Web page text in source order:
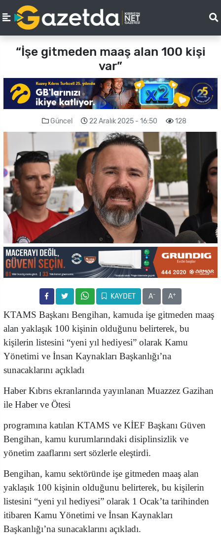
“İşe gitmeden maaş alan 100 kişi
var”
Güncel 22 Aralık 2025 - 16:50 128
KAYDET A- A+
KTAMS Başkanı Bengihan, kamuda işe gitmeden maaş
alan yaklaşık 100 kişinin olduğunu belirterek, bu
kişilerin listesini “yeni yıl hediyesi” olarak Kamu
Yönetimi ve İnsan Kaynakları Başkanlığı’na
sunacaklarını açıkladı
Haber Kıbrıs ekranlarında yayınlanan Muazzez Gazihan
ile Haber ve Ötesi
programına katılan KTAMS ve KİEF Başkanı Güven
Bengihan, kamu kurumlarındaki disiplinsizlik ve
yönetim zaaflarını sert sözlerle eleştirdi.
Bengihan, kamu sektöründe işe gitmeden maaş alan
yaklaşık 100 kişinin olduğunu belirterek, bu kişilerin
listesini “yeni yıl hediyesi” olarak 1 Ocak’ta tarihinden
itibaren Kamu Yönetimi ve İnsan Kaynakları
Başkanlığı’na sunacaklarını açıkladı.